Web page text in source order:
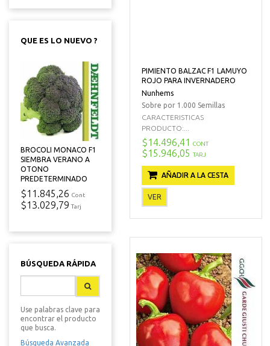
QUE ES LO NUEVO ?
BROCOLI MONACO F1
SIEMBRA VERANO A
OTONO
PREDETERMINADO
$11.845,26 Cont
$13.029,79 Tarj
BÚSQUEDA RÁPIDA
Use palabras clave para
encontrar el producto
que busca.
Búsqueda Avanzada
PIMIENTO BALZAC F1 LAMUYO
ROJO PARA INVERNADERO
Nunhems
Sobre por 1.000 Semillas
CARACTERISTICAS
PRODUCTO:...
$14.496,41 CONT
$15.946,05 TARJ
AÑADIR A LA CESTA
VER